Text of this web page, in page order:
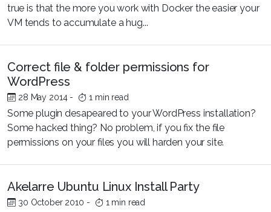
true is that the more you work with Docker the easier your
VM tends to accumulate a hug...
Correct file & folder permissions for
WordPress
28 May 2014 - 1 min read
Some plugin desapeared to your WordPress installation?
Some hacked thing? No problem, if you fix the file
permissions on your files you will harden your site.
Akelarre Ubuntu Linux Install Party
30 October 2010 - 1 min read